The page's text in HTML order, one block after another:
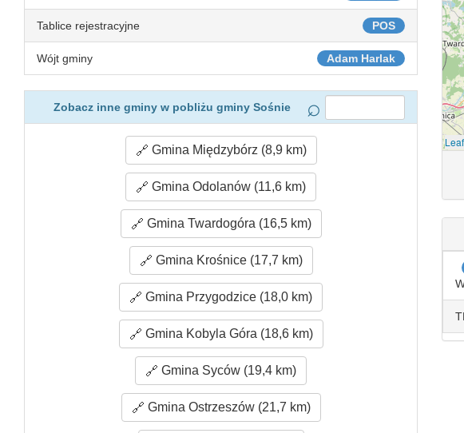
POS
Tablice rejestracyjne
Adam Harlak
Wójt gminy
Zobacz inne gminy w pobliżu gminy Sośnie
Gmina Międzybórz (8,9 km)
Gmina Odolanów (11,6 km)
Gmina Twardogóra (16,5 km)
Gmina Krośnice (17,7 km)
Gmina Przygodzice (18,0 km)
Gmina Kobyla Góra (18,6 km)
Gmina Syców (19,4 km)
Gmina Ostrzeszów (21,7 km)